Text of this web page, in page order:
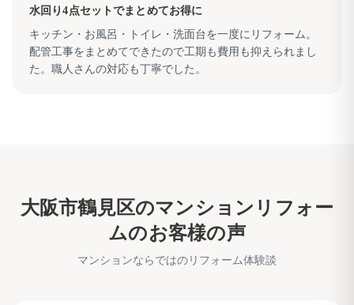
水回り4点セットでまとめてお得に
キッチン・お風呂・トイレ・洗面台を一度にリフォーム。
配管工事をまとめてできたので工期も費用も抑えられまし
た。職人さんの対応も丁寧でした。
大阪市鶴見区のマンションリフォー
ムのお客様の声
マンションならではのリフォーム体験談